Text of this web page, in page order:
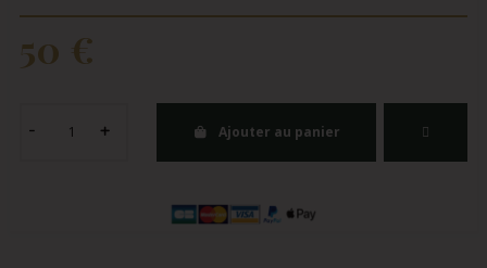
50 €
Ajouter au panier